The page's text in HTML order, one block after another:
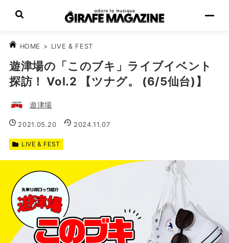
HOME > LIVE & FEST
遊津場の「このブキ」ライブイベント
探訪！ Vol.2 【ツナグ。 (6/5仙台)】
遊津場
2021.05.20 2024.11.07
LIVE & FEST